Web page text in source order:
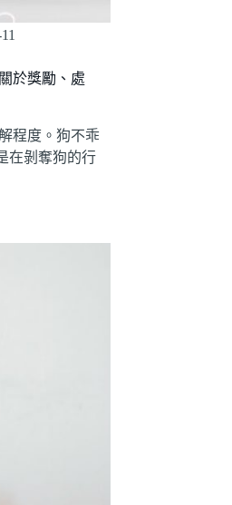
於獎勵、處
程度。狗不乖
在剝奪狗的行